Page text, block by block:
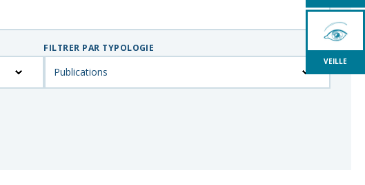
VEILLE
FILTRER PAR TYPOLOGIE